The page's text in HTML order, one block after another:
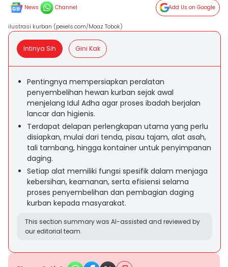
News Channel Add Us on Google
ilustrasi kurban (pexels.com/Moaz Tobok)
Intinya Sih Gini Kak
Pentingnya mempersiapkan peralatan
penyembelihan hewan kurban sejak awal
menjelang Idul Adha agar proses ibadah berjalan
lancar dan higienis.
Terdapat delapan perlengkapan utama yang perlu
disiapkan, mulai dari tenda, pisau tajam, alat asah,
tali tambang, hingga kontainer untuk penyimpanan
daging.
Setiap alat memiliki fungsi spesifik dalam menjaga
kebersihan, keamanan, serta efisiensi selama
proses penyembelihan dan pembagian daging
kurban kepada masyarakat.
This section summary was AI-assisted and reviewed by
our editorial team.